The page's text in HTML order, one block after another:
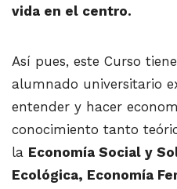
vida en el centro.
Así pues, este Curso
alumnado universitario
entender y hacer
conocimiento tanto
la Economía Social y
Ecológica, Economía